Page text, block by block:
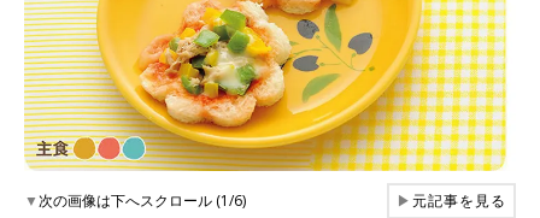
▼次の画像は下へスクロール (1/6) ▶元記事を見る